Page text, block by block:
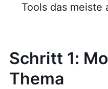
Tools das meiste
Schritt 1:
Thema